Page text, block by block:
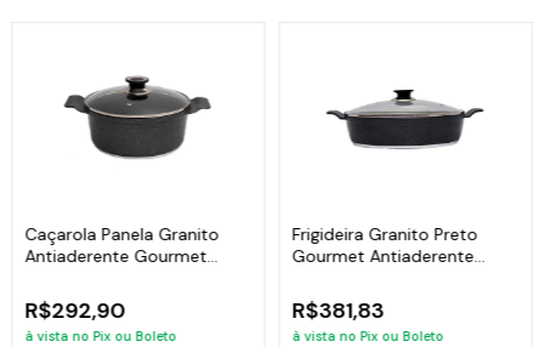
Caçarola Panela Granito
Antiaderente Gourmet
R$292,90
à vista no Pix ou Boleto
Frigideira Granito Preto
Gourmet Antiaderente
R$381,83
à vista no Pix ou Boleto